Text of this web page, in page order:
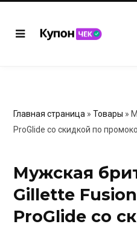
Главная страница » Товары »
ProGlide со скидкой по
Мужская
Gillette
ProGlide со